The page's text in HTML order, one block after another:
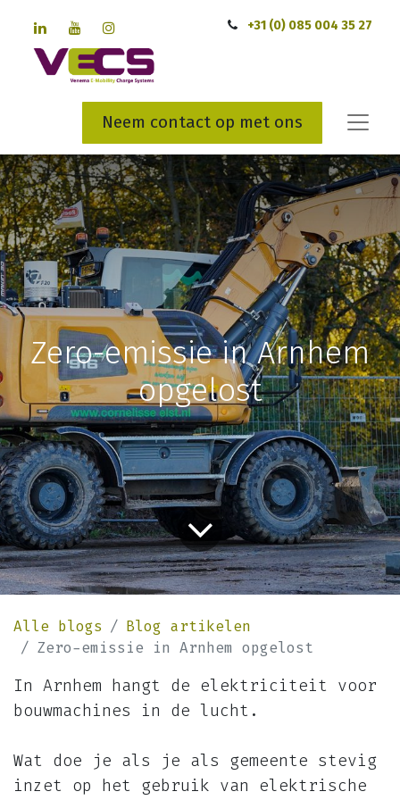
+31 (0) 085 004 35 27
Neem contact op met ons
Zero-emissie in Arnhem
opgelost
Alle blogs
Blog artikelen
Zero-emissie in Arnhem opgelost
In Arnhem hangt de elektriciteit voor
bouwmachines in de lucht.
Wat doe je als je als gemeente stevig
inzet op het gebruik van elektrische